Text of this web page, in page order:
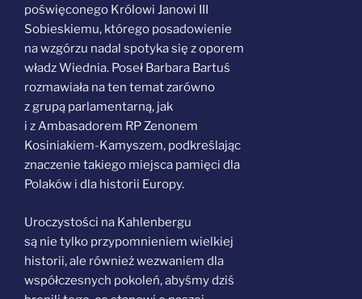
poświęconego Królowi Janowi III
Sobieskiemu, którego posadowienie
na wzgórzu nadal spotyka się z oporem
władz Wiednia. Poseł Barbara Bartuś
rozmawiała na ten temat zarówno
z grupą parlamentarną, jak
i z Ambasadorem RP Zenonem
Kosiniakiem-Kamyszem, podkreślając
znaczenie takiego miejsca pamięci dla
Polaków i dla historii Europy.
Uroczystości na Kahlenbergu
są nie tylko przypomnieniem wielkiej
historii, ale również wezwaniem dla
współczesnych pokoleń, abyśmy dziś